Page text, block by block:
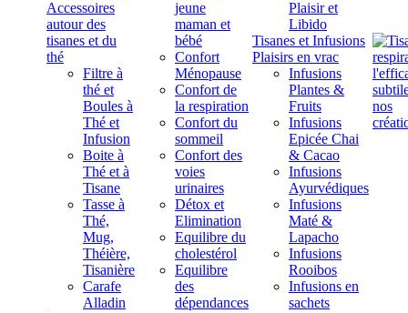
Accessoires
autour des
tisanes et du
thé
Filtre à
thé et
Boules à
Thé et
Infusion
Boite à
Thé et à
Tisane
Tasse à
Thé,
Mug,
Théière,
Tisanière
Carafe
Alladin
jeune
maman et
bébé
Confort
Ménopause
Confort de
la respiration
Confort du
sommeil
Confort des
voies
urinaires
Détox et
Elimination
Equilibre du
cholestérol
Equilibre
des
dépendances
Plaisir et
Libido
Tisanes et Infusions
Plaisirs en vrac
Infusions
Plantes &
Fruits
Infusions
Epicée Chai
& Cacao
Infusions
Ayurvédiques
Infusions
Maté &
Lapacho
Infusions
Rooibos
Infusions en
sachets